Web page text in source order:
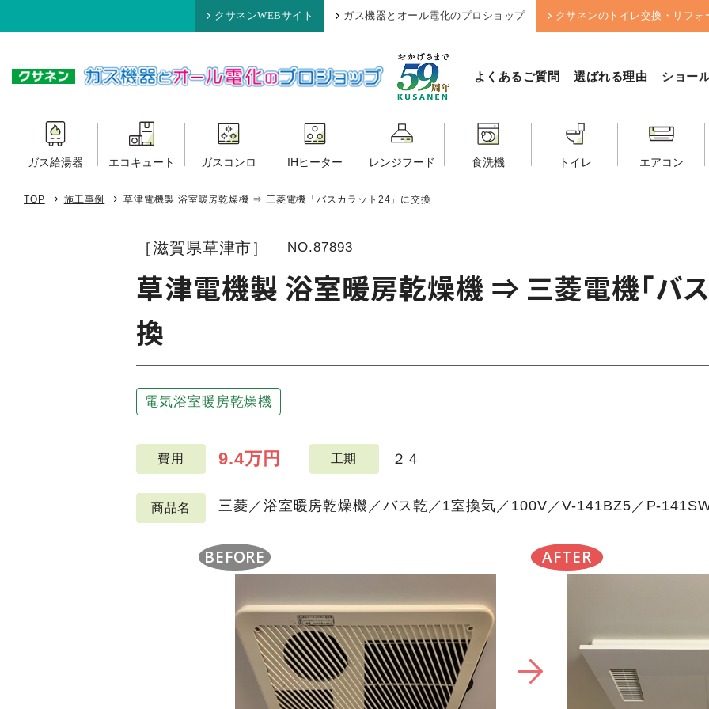
クサネンWEBサイト ガス機器とオール電化のプロショップ クサネンのトイレ交換・リフォ
よくあるご質問 選ばれる理由 ショー
ガス給湯器 エコキュート ガスコンロ IHヒーター レンジフード 食洗機 トイレ エアコン
TOP 施工事例 草津電機製 浴室暖房乾燥機 ⇒ 三菱電機「バスカラット24」に交換
［滋賀県草津市］ NO.87893
草津電機製 浴室暖房乾燥機 ⇒ 三菱電機「バス
換
電気浴室暖房乾燥機
費用 9.4万円 工期 ２４
商品名 三菱／浴室暖房乾燥機／バス乾／1室換気／100V／V-141BZ5／P-
BEFORE AFTER